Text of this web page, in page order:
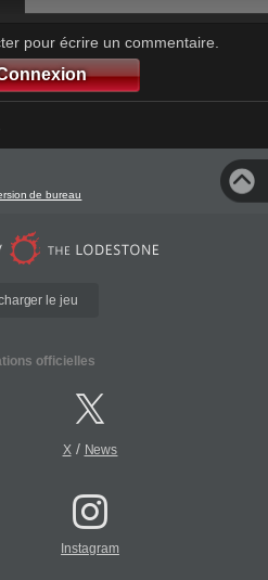
pour écrire un commentaire.
de bureau
le jeu
officielles
X/ News
Instagram